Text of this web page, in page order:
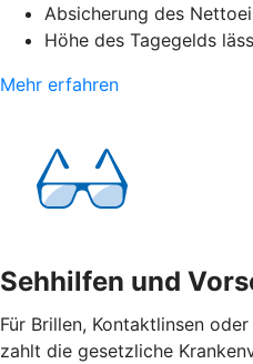
Absicherung des
Höhe des Tagegelds
Mehr erfahren
Sehhilfen und
Für Brillen, Kontaktlinsen
zahlt die gesetzliche